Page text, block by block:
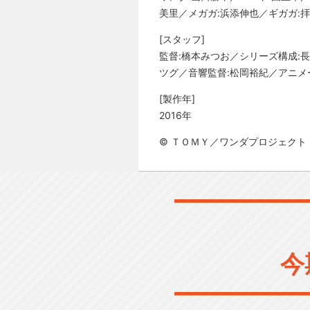
美里／メガガ:浜添伸也／ギガガ:
[スタッフ]
監督:橋本みつお／シリーズ構成:
ツグ／音響監督:松岡裕紀／アニ
[製作年]
2016年
© ＴＯＭＹ／ワンダプロジェクト